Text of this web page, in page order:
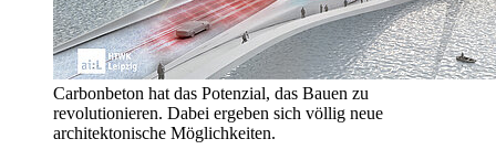
Carbonbeton hat das Potenzial, das Bauen zu
revolutionieren. Dabei ergeben sich völlig neue
architektonische Möglichkeiten.